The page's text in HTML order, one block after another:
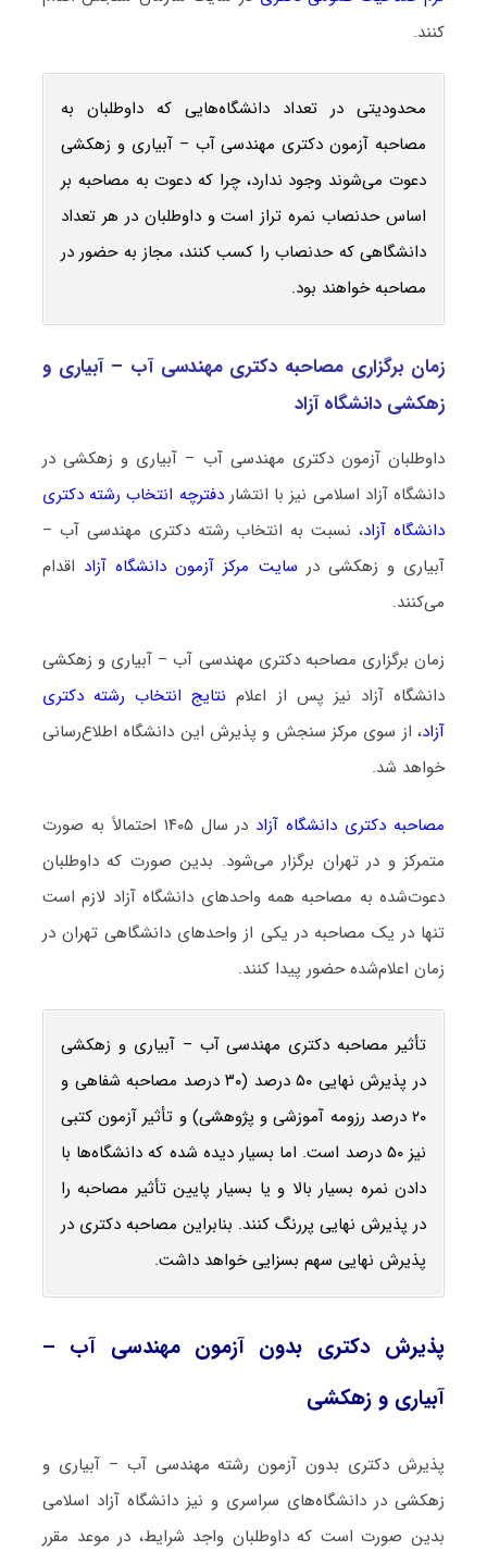
کنند.
محدودیتی در تعداد دانشگاه‌هایی که داوطلبان به
مصاحبه آزمون دکتری مهندسی آب – آبیاری و زهکشی
دعوت می‌شوند وجود ندارد، چرا که دعوت به مصاحبه بر
اساس حدنصاب نمره تراز است و داوطلبان در هر تعداد
دانشگاهی که حدنصاب را کسب کنند، مجاز به حضور در
مصاحبه خواهند بود.
زمان برگزاری مصاحبه دکتری مهندسی آب – آبیاری و
زهکشی دانشگاه آزاد
داوطلبان آزمون دکتری مهندسی آب – آبیاری و زهکشی در
دانشگاه آزاد اسلامی نیز با انتشاردفترچه انتخاب رشته دکتری
دانشگاه آزاد، نسبت به انتخاب رشته دکتری مهندسی آب –
آبیاری و زهکشی در سایت مرکز آزمون دانشگاه آزاد اقدام
می‌کنند.
زمان برگزاری مصاحبه دکتری مهندسی آب – آبیاری و زهکشی
دانشگاه آزاد نیز پس از اعلام نتایج انتخاب رشته دکتری
آزاد، از سوی مرکز سنجش و پذیرش این دانشگاه اطلاع‌رسانی
خواهد شد.
مصاحبه دکتری دانشگاه آزاد
در سال ۱۴۰۵ احتمالاً به صورت
متمرکز و در تهران برگزار می‌شود. بدین صورت که داوطلبان
دعوت‌شده به مصاحبه همه واحدهای دانشگاه آزاد لازم است
تنها در یک مصاحبه در یکی از واحدهای دانشگاهی تهران در
زمان اعلام‌شده حضور پیدا کنند.
تأثیر مصاحبه دکتری مهندسی آب – آبیاری و زهکشی
در پذیرش نهایی ۵۰ درصد (۳۰ درصد مصاحبه شفاهی و
۲۰ درصد رزومه آموزشی و پژوهشی) و تأثیر آزمون کتبی
نیز ۵۰ درصد است. اما بسیار دیده شده که دانشگاه‌ها با
دادن نمره بسیار بالا و یا بسیار پایین تأثیر مصاحبه را
در پذیرش نهایی پررنگ کنند. بنابراین مصاحبه دکتری در
پذیرش نهایی سهم بسزایی خواهد داشت.
پذیرش دکتری بدون آزمون مهندسی آب –
آبیاری و زهکشی
پذیرش دکتری بدون آزمون رشته مهندسی آب – آبیاری و
زهکشی در دانشگاه‌های سراسری و نیز دانشگاه آزاد اسلامی
بدین صورت است که داوطلبان واجد شرایط، در موعد مقرر